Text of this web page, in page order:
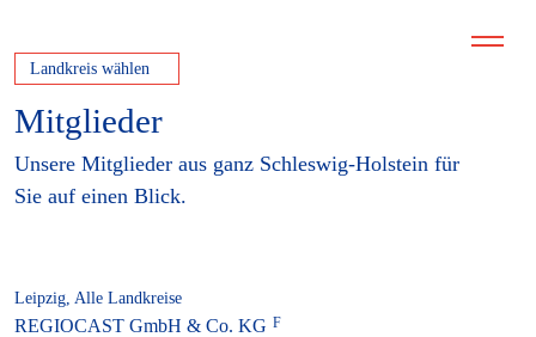
Landkreis wählen
Mitglieder
Unsere Mitglieder aus ganz Schleswig-Holstein für
Sie auf einen Blick.
Leipzig, Alle Landkreise
REGIOCAST GmbH & Co. KG